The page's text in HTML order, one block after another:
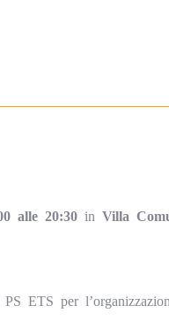
alle 20:30 in Villa
ETS per